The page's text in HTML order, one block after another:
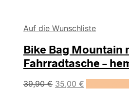
Auf die Wunschliste
Bike Bag Mountain
Fahrradtasche –
39,90€ Ursprünglicher
35,00 €